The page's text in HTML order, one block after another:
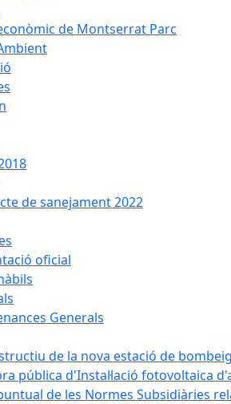
de Montserrat Parc
de sanejament 2022
oficial
Generals
de la nova estació de
pública d'Instal·lació fotovoltaica
de les Normes Subsidiàries